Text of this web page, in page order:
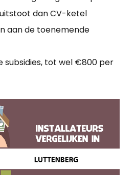
dan CV-ketel
aan de toenemende
subsidies, tot wel €800 per